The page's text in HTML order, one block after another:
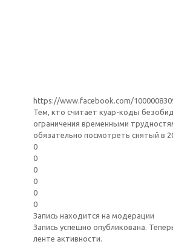
https://www.facebook.com/
Тем, кто считает куар-коды
ограничения временными
обязательно посмотреть снятый в
0
0
0
0
0
0
Запись находится на модерации
Запись успешно опубликована.
ленте активности.